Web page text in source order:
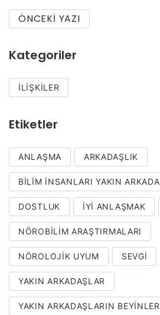
ÖNCEKI YAZI
Kategoriler
İLIŞKILER
Etiketler
ANLAŞMA ARKADAŞLIK
BILIM İNSANLARI YAKIN
DOSTLUK IYI ANLAŞMAK
NÖROBILIM ARAŞTIRMALARI
NÖROLOJIK UYUM SEVGI
YAKIN ARKADAŞLAR
YAKIN ARKADAŞLARIN